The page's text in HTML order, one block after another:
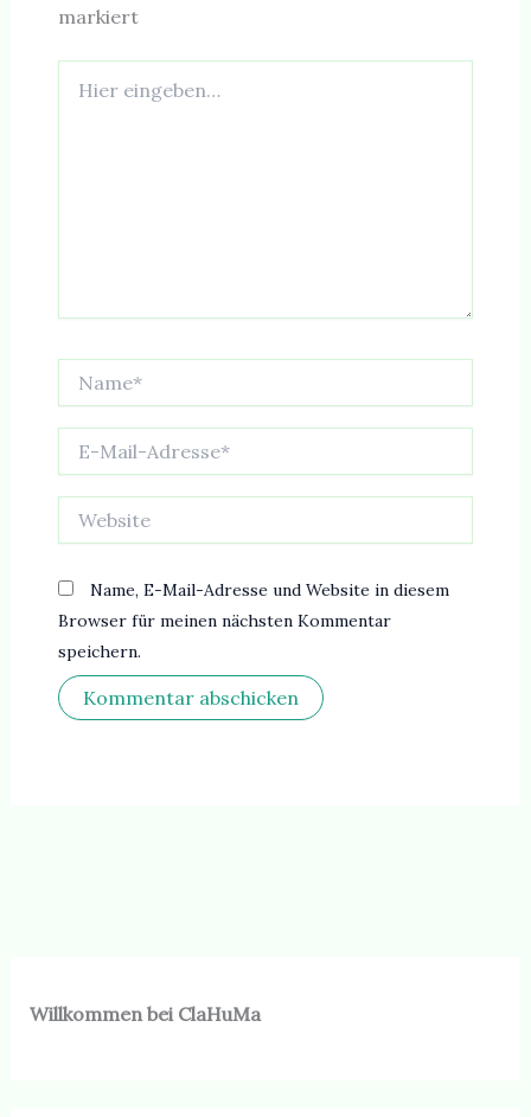
markiert
eingeben…
Mail-
Name, E-Mail-Adresse und Website in diesem
Browser für meinen nächsten Kommentar
speichern.
Willkommen bei ClaHuMa